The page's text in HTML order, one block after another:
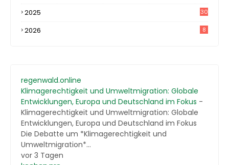
2025 30
2026 8
regenwald.online
Klimagerechtigkeit und Umweltmigration: Globale
Entwicklungen, Europa und Deutschland im Fokus -
Klimagerechtigkeit und Umweltmigration: Globale
Entwicklungen, Europa und Deutschland im Fokus
Die Debatte um *Klimagerechtigkeit und
Umweltmigration*...
vor 3 Tagen